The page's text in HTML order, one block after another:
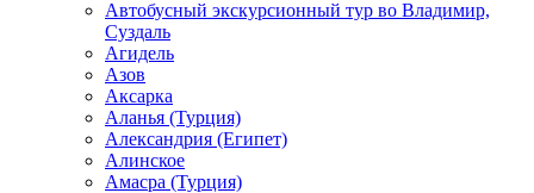
Автобусный экскурсионный тур во Владимир,
Суздаль
Агидель
Азов
Аксарка
Аланья (Турция)
Александрия (Египет)
Алинское
Амасра (Турция)